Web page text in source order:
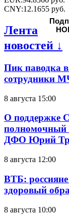
CNY:12.1655 руб.
Лента
новостей ↓
Пик паводка
сотрудники
8 августа 15:00
О поддержке
полномочный
ДФО Юрий
8 августа 12:00
ВТБ:
здоровый
8 августа 10:00